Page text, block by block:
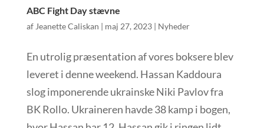
ABC Fight Day stævne
af Jeanette Caliskan | maj 27, 2023| Nyheder
En utrolig præsentation af vores boksere blev
leveret i denne weekend. Hassan Kaddoura
slog imponerende ukrainske Niki Pavlov fra
BK Rollo. Ukraineren havde 38 kamp i bogen,